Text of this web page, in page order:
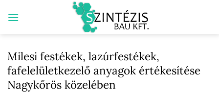
Milesi festékek, lazúrfestékek,
fafelelületkezelő anyagok értékesítése
Nagykőrös közelében